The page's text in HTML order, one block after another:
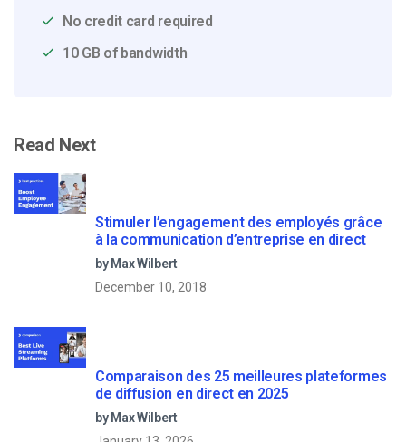
No credit card required
10 GB of bandwidth
Read Next
Stimuler l’engagement des employés grâce
à la communication d’entreprise en direct
by Max Wilbert
December 10, 2018
Comparaison des 25 meilleures plateformes
de diffusion en direct en 2025
by Max Wilbert